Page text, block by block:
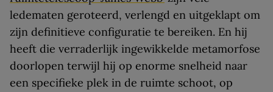
ledematen geroteerd, verlengd en uitgeklapt om
zijn definitieve configuratie te bereiken. En hij
heeft die verraderlijk ingewikkelde metamorfose
doorlopen terwijl hij op enorme snelheid naar
een specifieke plek in de ruimte schoot, op